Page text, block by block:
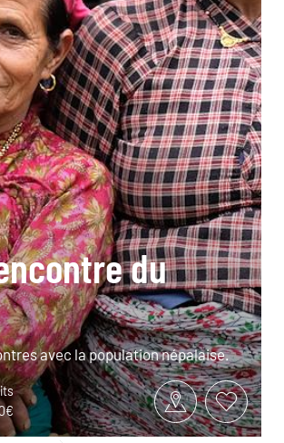
du
avec la population népalaise.